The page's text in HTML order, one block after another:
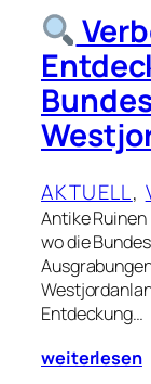
AKTUELL,
Antike
wo die
Entdeckung…
weiterlesen